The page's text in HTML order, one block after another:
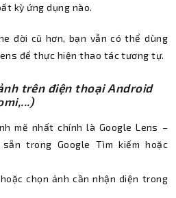
kỳ ứng dụng nào.
đời cũ hơn, bạn vẫn có thể dùng
để thực hiện thao tác tương tự.
trên điện thoại Android
mẽ nhất chính là Google Lens –
trong Google Tìm kiếm hoặc
chọn ảnh cần nhận diện trong